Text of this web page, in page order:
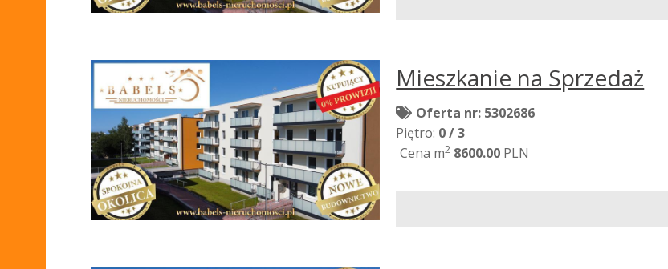
Mieszkanie na Sprzedaż
Oferta nr: 5302686
Piętro: 0 / 3
Cena m2 8600.00 PLN